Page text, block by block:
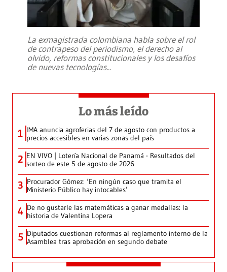
La exmagistrada colombiana habla sobre el rol
de contrapeso del periodismo, el derecho al
olvido, reformas constitucionales y los desafíos
de nuevas tecnologías...
Lo más leído
1 IMA anuncia agroferias del 7 de agosto con productos a
precios accesibles en varias zonas del país
2 EN VIVO | Lotería Nacional de Panamá - Resultados del
sorteo de este 5 de agosto de 2026
3 Procurador Gómez: ‘En ningún caso que tramita el
Ministerio Público hay intocables’
4 De no gustarle las matemáticas a ganar medallas: la
historia de Valentina Lopera
5 Diputados cuestionan reformas al reglamento interno de la
Asamblea tras aprobación en segundo debate